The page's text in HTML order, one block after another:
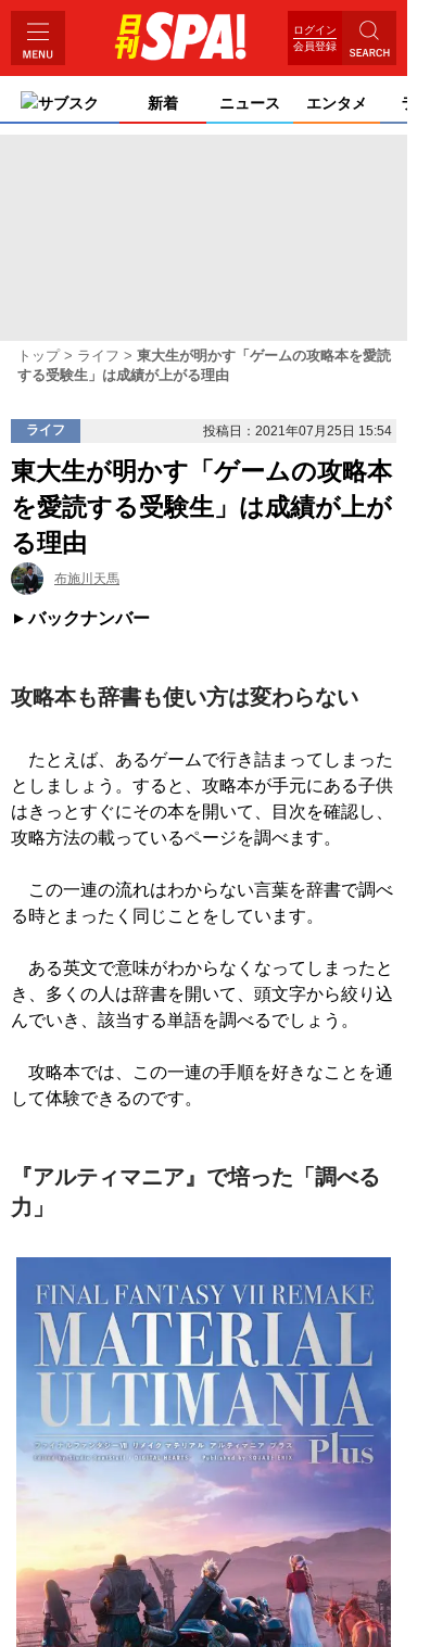
ログイン
会員登録
サブスク 新着 ニュース エンタメ ライ
トップ ライフ
東大生が明かす「ゲームの攻略本を愛読
する受験生」は成績が上がる理由
ライフ 投稿日：2021年07月25日 15:54
東大生が明かす「ゲームの攻略本
を愛読する受験生」は成績が上が
る理由
布施川天馬
バックナンバー
攻略本も辞書も使い方は変わらない
たとえば、あるゲームで行き詰まってしまった
としましょう。すると、攻略本が手元にある子供
はきっとすぐにその本を開いて、目次を確認し、
攻略方法の載っているページを調べます。
この一連の流れはわからない言葉を辞書で調べ
る時とまったく同じことをしています。
ある英文で意味がわからなくなってしまったと
き、多くの人は辞書を開いて、頭文字から絞り込
んでいき、該当する単語を調べるでしょう。
攻略本では、この一連の手順を好きなことを通
して体験できるのです。
『アルティマニア』で培った「調べる
力」